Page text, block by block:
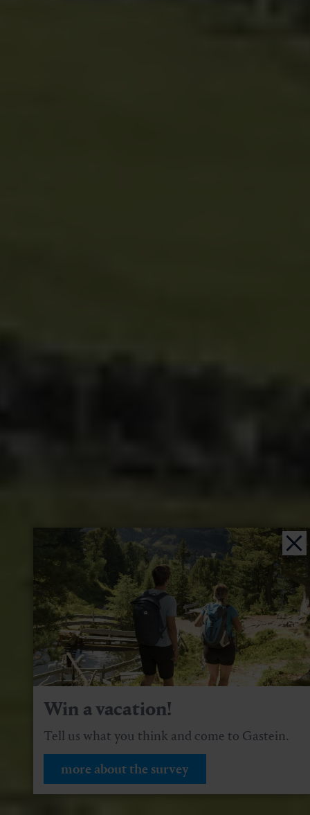
Win a vacation!
Tell us what you think and come to Gastein.
more about the survey